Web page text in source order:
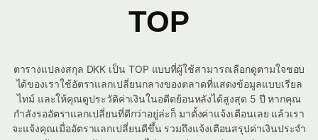
TOP
ตารางแปลงสกุล DKK เป็น TOP แบบที่ผู้ใช้สามารถเลือกดูตามใจชอบ
ได้ของเราใช้อัตราแลกเปลี่ยนกลางของตลาดที่แสดงข้อมูลแบบเรียล
ไทม์ และให้คุณดูประวัติค่าเงินในอดีตย้อนหลังได้สูงสุด 5 ปี หากคุณ
กำลังรออัตราแลกเปลี่ยนที่ดีกว่าอยู่ล่ะก็ มาตั้งค่าแจ้งเตือนเลย แล้วเรา
จะแจ้งคุณเมื่ออัตราแลกเปลี่ยนดีขึ้น รวมถึงแจ้งเตือนสรุปค่าเงินประจำ